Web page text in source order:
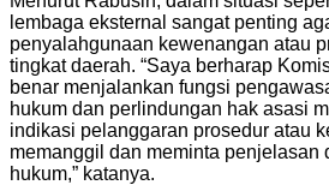
lembaga eksternal sangat penting
penyalahgunaan kewenangan atau
tingkat daerah. “Saya berharap
benar menjalankan fungsi
hukum dan perlindungan hak asasi
indikasi pelanggaran prosedur atau
memanggil dan meminta penjelasan
hukum,” katanya.